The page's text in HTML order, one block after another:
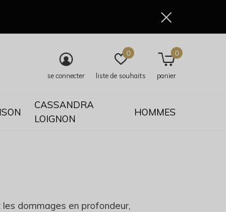
CASSANDRA
LOIGNON
HOMMES
se connecter liste de souhaits
0
panier
0
dommages en profondeur,